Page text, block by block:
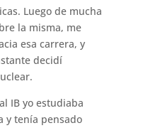
Luego de mucha
la misma, me
esa carrera, y
decidí
IB yo estudiaba
y tenía pensado